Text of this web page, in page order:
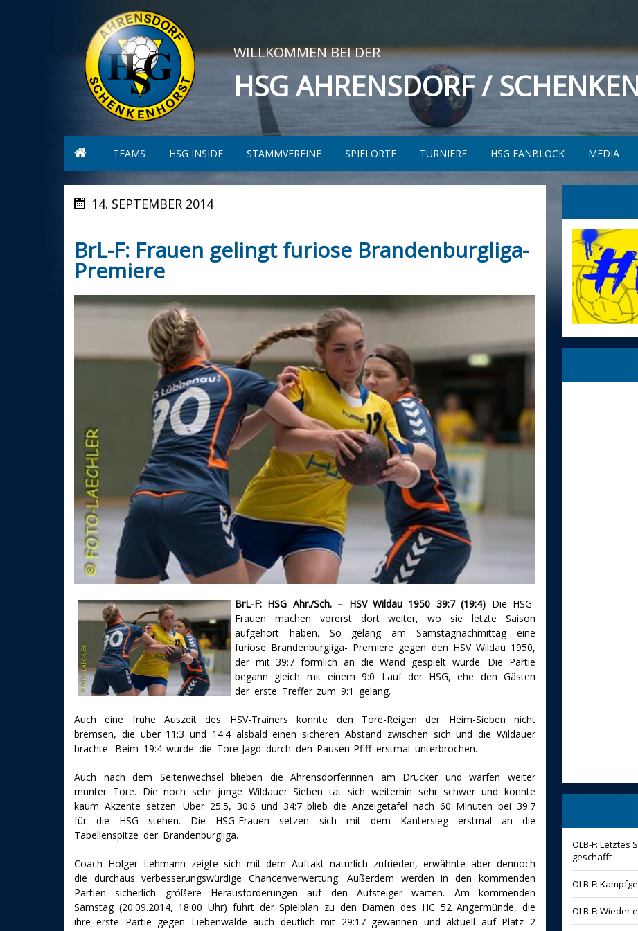
WILLKOMMEN BEI DER
HSG AHRENSDORF /
TEAMS HSG INSIDE STAMMVEREINE SPIELORTE TURNIERE HSG FANBLOCK MEDIA
14. SEPTEMBER 2014
BrL-F: Frauen gelingt furiose Brandenburgliga-
Premiere
BrL-F: HSG Ahr./Sch. – HSV Wildau 1950 39:7 (19:4) Die HSG-
Frauen machen vorerst dort weiter, wo sie letzte Saison
aufgehört haben. So gelang am Samstagnachmittag eine
furiose Brandenburgliga- Premiere gegen den HSV Wildau 1950,
der mit 39:7 förmlich an die Wand gespielt wurde. Die Partie
begann gleich mit einem 9:0 Lauf der HSG, ehe den Gästen
der erste Treffer zum 9:1 gelang.
Auch eine frühe Auszeit des HSV-Trainers konnte den Tore-Reigen der Heim-Sieben nicht
bremsen, die über 11:3 und 14:4 alsbald einen sicheren Abstand zwischen sich und die Wildauer
brachte. Beim 19:4 wurde die Tore-Jagd durch den Pausen-Pfiff erstmal unterbrochen.
Auch nach dem Seitenwechsel blieben die Ahrensdorferinnen am Drücker und warfen weiter
munter Tore. Die noch sehr junge Wildauer Sieben tat sich weiterhin sehr schwer und konnte
kaum Akzente setzen. Über 25:5, 30:6 und 34:7 blieb die Anzeigetafel nach 60 Minuten bei 39:7
für die HSG stehen. Die HSG-Frauen setzen sich mit dem Kantersieg erstmal an die
Tabellenspitze der Brandenburgliga.
Coach Holger Lehmann zeigte sich mit dem Auftakt natürlich zufrieden, erwähnte aber dennoch
die durchaus verbesserungswürdige Chancenverwertung. Außerdem werden in den kommenden
Partien sicherlich größere Herausforderungen auf den Aufsteiger warten. Am kommenden
Samstag (20.09.2014, 18:00 Uhr) führt der Spielplan zu den Damen des HC 52 Angermünde, die
ihre erste Partie gegen Liebenwalde auch deutlich mit 29:17 gewannen und aktuell auf Platz 2
OLB-F:
geschafft
OLB-F:
OLB-F: Wieder